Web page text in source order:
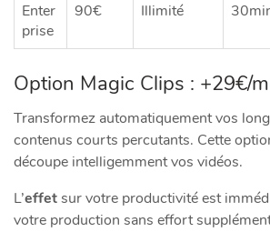
Enter
prise
90€ Illimité
Option Magic Clips : +29€/
Transformez automatiquement vos
contenus courts percutants. Cette
découpe intelligemment vos vidéos.
L’effetsur votre productivité est
votre production sans effort